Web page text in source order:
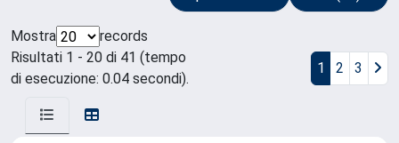
Mostra
records
Risultati 1 - 20 di 41 (tempo
di esecuzione: 0.04 secondi).
1 2 3